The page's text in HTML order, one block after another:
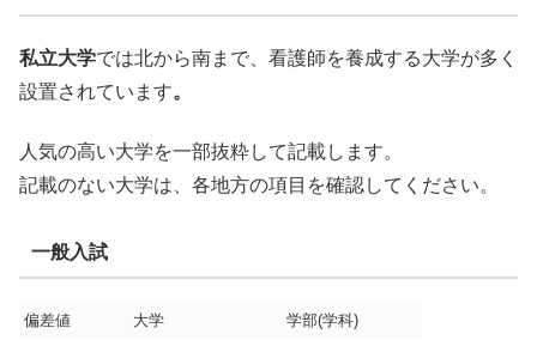
私立大学では北から南まで、看護師を養成する大学が多く
設置されています。
人気の高い大学を一部抜粋して記載します。
記載のない大学は、各地方の項目を確認してください。
一般入試
偏差値 大学 学部(学科)